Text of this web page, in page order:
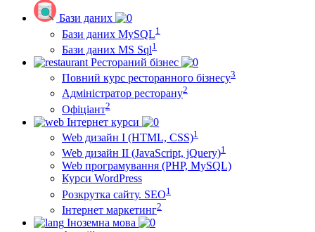
Бази даних
Бази даних MySQL1
Бази даних MS Sql1
Рестораний бізнес
Повний курс ресторанного бізнесу3
Адміністратор ресторану2
Офіціант2
Інтернет курси
Web дизайн I (HTML, CSS)1
Web дизайн II (JavaScript, jQuery)1
Web програмування (PHP, MySQL)
Курси WordPress
Розкрутка сайту. SEO1
Інтернет маркетинг2
Іноземна мова